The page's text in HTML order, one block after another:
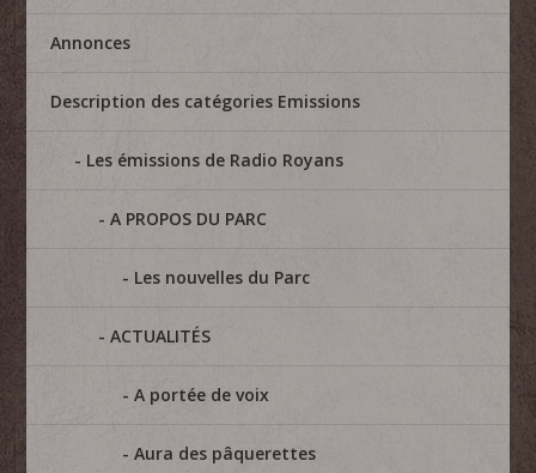
Annonces
Description des catégories Emissions
Les émissions de Radio Royans
A PROPOS DU PARC
Les nouvelles du Parc
ACTUALITÉS
A portée de voix
Aura des pâquerettes